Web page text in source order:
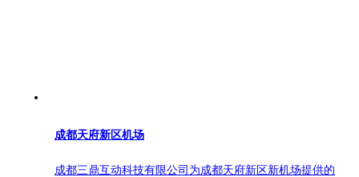
成都天府新区机场
成都三鼎互动科技有限公司为成都天府新区新机场提供的